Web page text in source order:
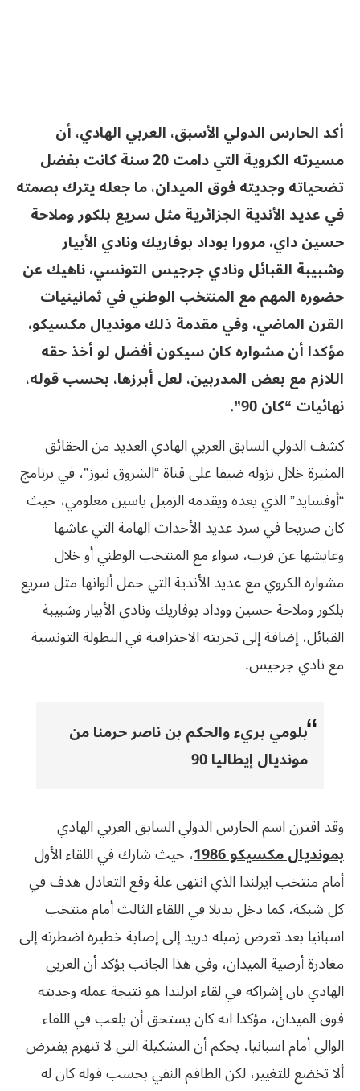
أكد الحارس الدولي الأسبق، العربي الهادي، أن
مسيرته الكروية التي دامت 20 سنة كانت بفضل
تضحياته وجديته فوق الميدان، ما جعله يترك بصمته
في عديد الأندية الجزائرية مثل سريع بلكور وملاحة
حسين داي، مرورا بوداد بوفاريك ونادي الأبيار
وشبيبة القبائل ونادي جرجيس التونسي، ناهيك عن
حضوره المهم مع المنتخب الوطني في ثمانينيات
القرن الماضي، وفي مقدمة ذلك مونديال مكسيكو،
مؤكدا أن مشواره كان سيكون أفضل لو أخذ حقه
اللازم مع بعض المدربين، لعل أبرزها، بحسب قوله،
نهائيات “كان 90”.
كشف الدولي السابق العربي الهادي العديد من الحقائق
المثيرة خلال نزوله ضيفا على قناة “الشروق نيوز”، في برنامج
“أوفسايد” الذي يعده ويقدمه الزميل ياسين معلومي، حيث
كان صريحا في سرد عديد الأحداث الهامة التي عاشها
وعايشها عن قرب، سواء مع المنتخب الوطني أو خلال
مشواره الكروي مع عديد الأندية التي حمل ألوانها مثل سريع
بلكور وملاحة حسين ووداد بوفاريك ونادي الأبيار وشبيبة
القبائل، إضافة إلى تجربته الاحترافية في البطولة التونسية
مع نادي جرجيس.
بلومي بريء والحكم بن ناصر حرمنا من
مونديال إيطاليا 90
وقد اقترن اسم الحارس الدولي السابق العربي الهادي
بمونديال مكسيكو 1986
، حيث شارك في اللقاء الأول
أمام منتخب ايرلندا الذي انتهى علة وقع التعادل هدف في
كل شبكة، كما دخل بديلا في اللقاء الثالث أمام منتخب
اسبانيا بعد تعرض زميله دريد إلى إصابة خطيرة اضطرته إلى
مغادرة أرضية الميدان، وفي هذا الجانب يؤكد أن العربي
الهادي بان إشراكه في لقاء ايرلندا هو نتيجة عمله وجديته
فوق الميدان، مؤكدا انه كان يستحق أن يلعب في اللقاء
الوالي أمام اسبانيا، بحكم أن التشكيلة التي لا تنهزم يفترض
ألا تخضع للتغيير، لكن الطاقم النفي بحسب قوله كان له